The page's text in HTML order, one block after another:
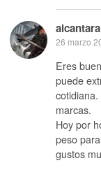
alcantara
26 marzo
Eres
puede
marcas.
Hoy por
peso
gustos